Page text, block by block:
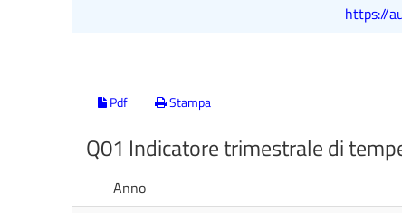
https://
Pdf Stampa
Q01 Indicatore trimestrale di
Anno